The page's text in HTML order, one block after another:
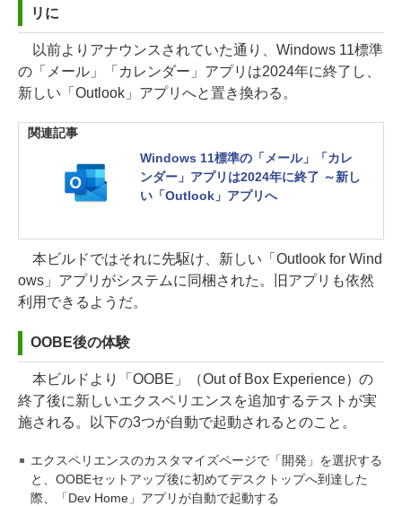
リに
以前よりアナウンスされていた通り、Windows 11標準
の「メール」「カレンダー」アプリは2024年に終了し、
新しい「Outlook」アプリへと置き換わる。
関連記事
Windows 11標準の「メール」「カレ
ンダー」アプリは2024年に終了 ～新し
い「Outlook」アプリへ
本ビルドではそれに先駆け、新しい「Outlook for Wind
ows」アプリがシステムに同梱された。旧アプリも依然
利用できるようだ。
OOBE後の体験
本ビルドより「OOBE」（Out of Box Experience）の
終了後に新しいエクスペリエンスを追加するテストが実
施される。以下の3つが自動で起動されるとのこと。
エクスペリエンスのカスタマイズページで「開発」を選択する
と、OOBEセットアップ後に初めてデスクトップへ到達した
際、「Dev Home」アプリが自動で起動する